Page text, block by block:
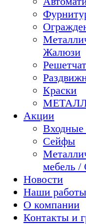
Жалюзи
Краски
Акции
Входные
Сейфы
мебель /
Новости
Наши работы
О компании
Контакты и